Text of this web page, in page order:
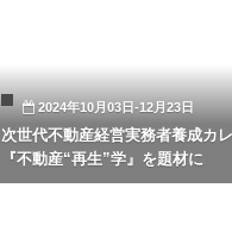
2024年10月03日-12月23日
次世代不動産経営実務者養成カ
『不動産“再生”学』を題材に